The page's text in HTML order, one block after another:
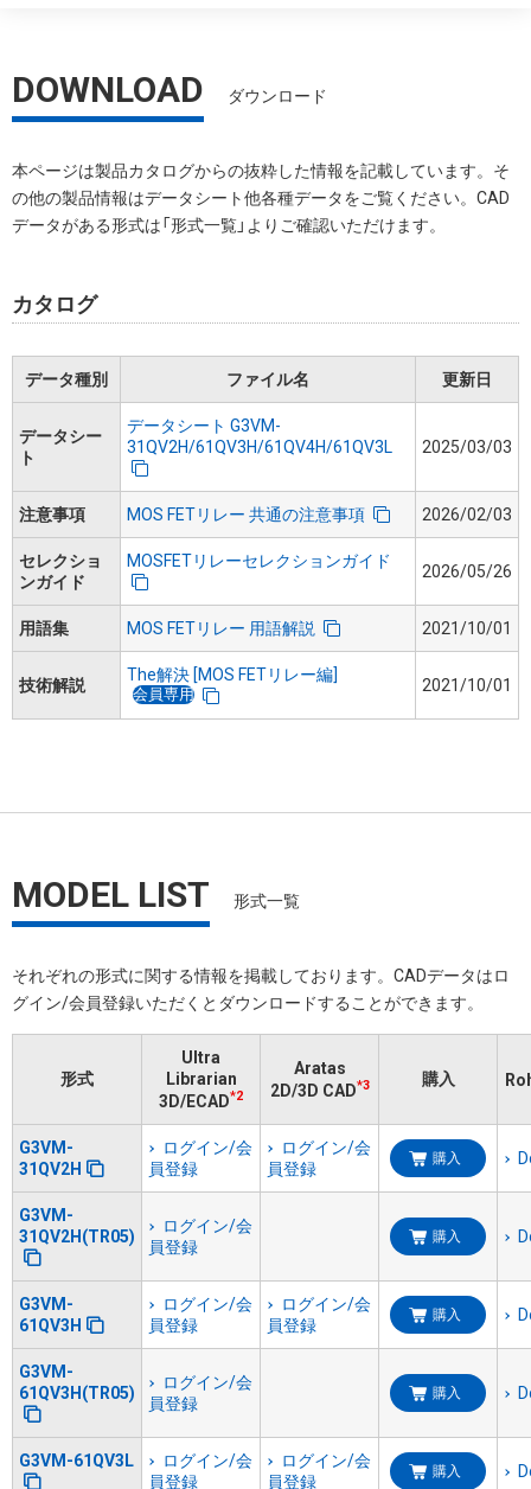
DOWNLOAD ダウンロード
本ページは製品カタログからの抜粋した情報を記載しています。そ
の他の製品情報はデータシート他各種データをご覧ください。CAD
データがある形式は「形式一覧」よりご確認いただけます。
カタログ
データ種別 ファイル名 更新日
データシー
ト
データシート G3VM-
31QV2H/61QV3H/61QV4H/61QV3L
2025/03/03
注意事項 MOS FETリレー 共通の注意事項 2026/02/03
セレクショ
ンガイド
MOSFETリレーセレクションガイド
2026/05/26
用語集 MOS FETリレー 用語解説 2021/10/01
技術解説
The解決 [MOS FETリレー編]
会員専用 2021/10/01
MODEL LIST 形式一覧
それぞれの形式に関する情報を掲載しております。​CADデータはロ
グイン/会員登録いただくと​ダウンロードすることができます。
形式
Ultra
Librarian
3D/ECAD*2
Aratas
2D/3D CAD*3 購入
G3VM-
31QV2H
ログイン/会
員登録
ログイン/会
員登録
購入
G3VM-
31QV2H(TR05)
ログイン/会
員登録
購入
G3VM-
61QV3H
ログイン/会
員登録
ログイン/会
員登録
購入
G3VM-
61QV3H(TR05)
ログイン/会
員登録
購入
G3VM-61QV3L
ログイン/会
員登録
ログイン/会
員登録
購入